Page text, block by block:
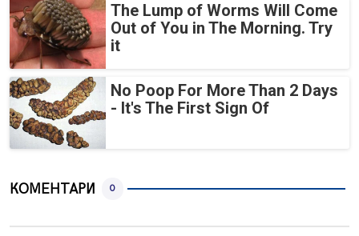
The Lump of Worms Will Come
Out of You in The Morning. Try
it
No Poop For More Than 2 Days
- It's The First Sign Of
КОМЕНТАРИ 0